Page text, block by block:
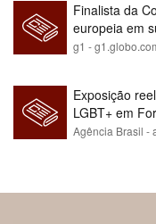
Finalista da
europeia em
para maioria
g1 -
Exposição
LGBT+ em
Agência Brasil -